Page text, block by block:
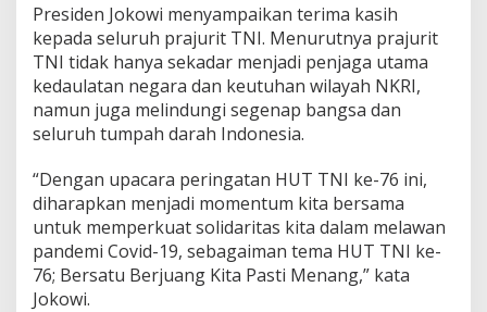
Presiden Jokowi menyampaikan terima kasih
kepada seluruh prajurit TNI. Menurutnya prajurit
TNI tidak hanya sekadar menjadi penjaga utama
kedaulatan negara dan keutuhan wilayah NKRI,
namun juga melindungi segenap bangsa dan
seluruh tumpah darah Indonesia.
“Dengan upacara peringatan HUT TNI ke-76 ini,
diharapkan menjadi momentum kita bersama
untuk memperkuat solidaritas kita dalam melawan
pandemi Covid-19, sebagaiman tema HUT TNI ke-
76; Bersatu Berjuang Kita Pasti Menang,” kata
Jokowi.